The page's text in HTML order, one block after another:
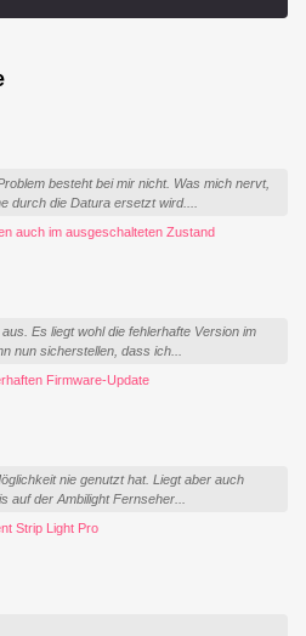
besteht bei mir nicht. Was mich nervt,
durch die Datura ersetzt wird....
auch im ausgeschalteten Zustand
Es liegt wohl die fehlerhafte Version im
nun sicherstellen, dass ich...
Firmware-Update
nie genutzt hat. Liegt aber auch
auf der Ambilight Fernseher...
Strip Light Pro